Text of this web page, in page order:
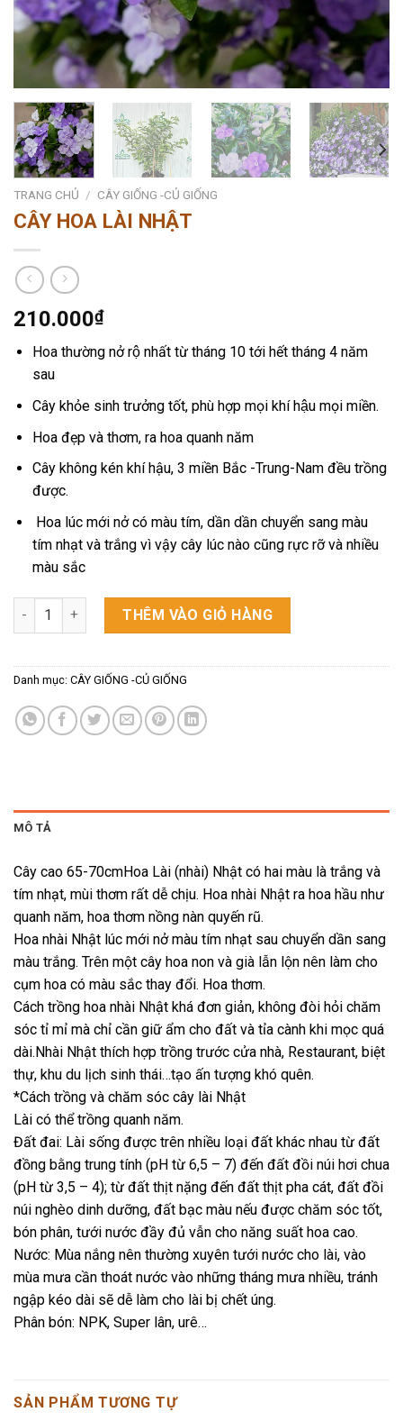
TRANG CHỦ / CÂY GIỐNG -CỦ GIỐNG
CÂY HOA LÀI NHẬT
210.000₫
Hoa thường nở rộ nhất từ tháng 10 tới hết tháng 4 năm
sau
Cây khỏe sinh trưởng tốt, phù hợp mọi khí hậu mọi miền.
Hoa đẹp và thơm, ra hoa quanh năm
Cây không kén khí hậu, 3 miền Bắc -Trung-Nam đều trồng
được.
Hoa lúc mới nở có màu tím, dần dần chuyển sang màu
tím nhạt và trắng vì vậy cây lúc nào cũng rực rỡ và nhiều
màu sắc
CÂY HOA LÀI NHẬT số lượngTHÊM VÀO GIỎ HÀNG
Danh mục: CÂY GIỐNG -CỦ GIỐNG
MÔ TẢ
Cây cao 65-70cmHoa Lài (nhài) Nhật có hai màu là trắng và
tím nhạt, mùi thơm rất dễ chịu. Hoa nhài Nhật ra hoa hầu như
quanh năm, hoa thơm nồng nàn quyến rũ.
Hoa nhài Nhật lúc mới nở màu tím nhạt sau chuyển dần sang
màu trắng. Trên một cây hoa non và già lẫn lộn nên làm cho
cụm hoa có màu sắc thay đổi. Hoa thơm.
Cách trồng hoa nhài Nhật khá đơn giản, không đòi hỏi chăm
sóc tỉ mỉ mà chỉ cần giữ ẩm cho đất và tỉa cành khi mọc quá
dài.Nhài Nhật thích hợp trồng trước cửa nhà, Restaurant, biệt
thự, khu du lịch sinh thái…tạo ấn tượng khó quên.
*Cách trồng và chăm sóc cây lài Nhật
Lài có thể trồng quanh năm.
Đất đai: Lài sống được trên nhiều loại đất khác nhau từ đất
đồng bằng trung tính (pH từ 6,5 – 7) đến đất đồi núi hơi chua
(pH từ 3,5 – 4); từ đất thịt nặng đến đất thịt pha cát, đất đồi
núi nghèo dinh dưỡng, đất bạc màu nếu được chăm sóc tốt,
bón phân, tưới nước đầy đủ vẫn cho năng suất hoa cao.
Nước: Mùa nắng nên thường xuyên tưới nước cho lài, vào
mùa mưa cần thoát nước vào những tháng mưa nhiều, tránh
ngập kéo dài sẽ dễ làm cho lài bị chết úng.
Phân bón: NPK, Super lân, urê…
SẢN PHẨM TƯƠNG TỰ